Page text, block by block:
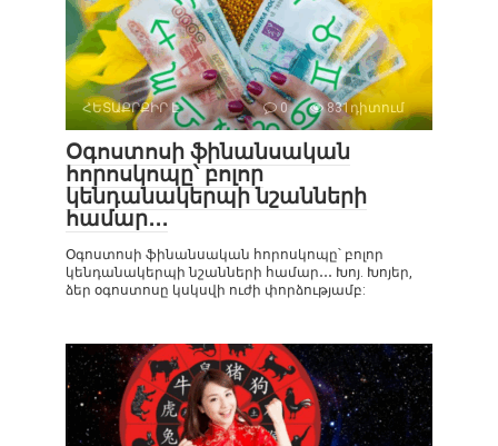
ՀԵՏԱՔՐՔԻՐ Է 0 831դիտում
Օգոստոսի ֆինանսական
հորոսկոպը՝ բոլոր
կենդանակերպի նշանների
համար․․․
Օգոստոսի ֆինանսական հորոսկոպը՝ բոլոր
կենդանակերպի նշանների համար․․․ Խոյ. Խոյեր,
ձեր օգոստոսը կսկսվի ուժի փորձությամբ: